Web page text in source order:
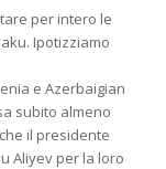
per intero le
Ipotizziamo
e Azerbaigian
subito almeno
il presidente
Aliyev per la loro